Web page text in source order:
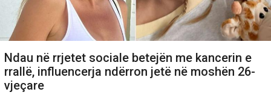
Ndau në rrjetet sociale betejën me kancerin e
rrallë, influencerja ndërron jetë në moshën 26-
vjeçare